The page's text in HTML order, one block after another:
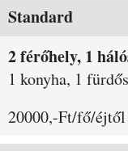
Standard
2 férőhely, 1
1 konyha, 1
20000,-Ft/fő/éjtől